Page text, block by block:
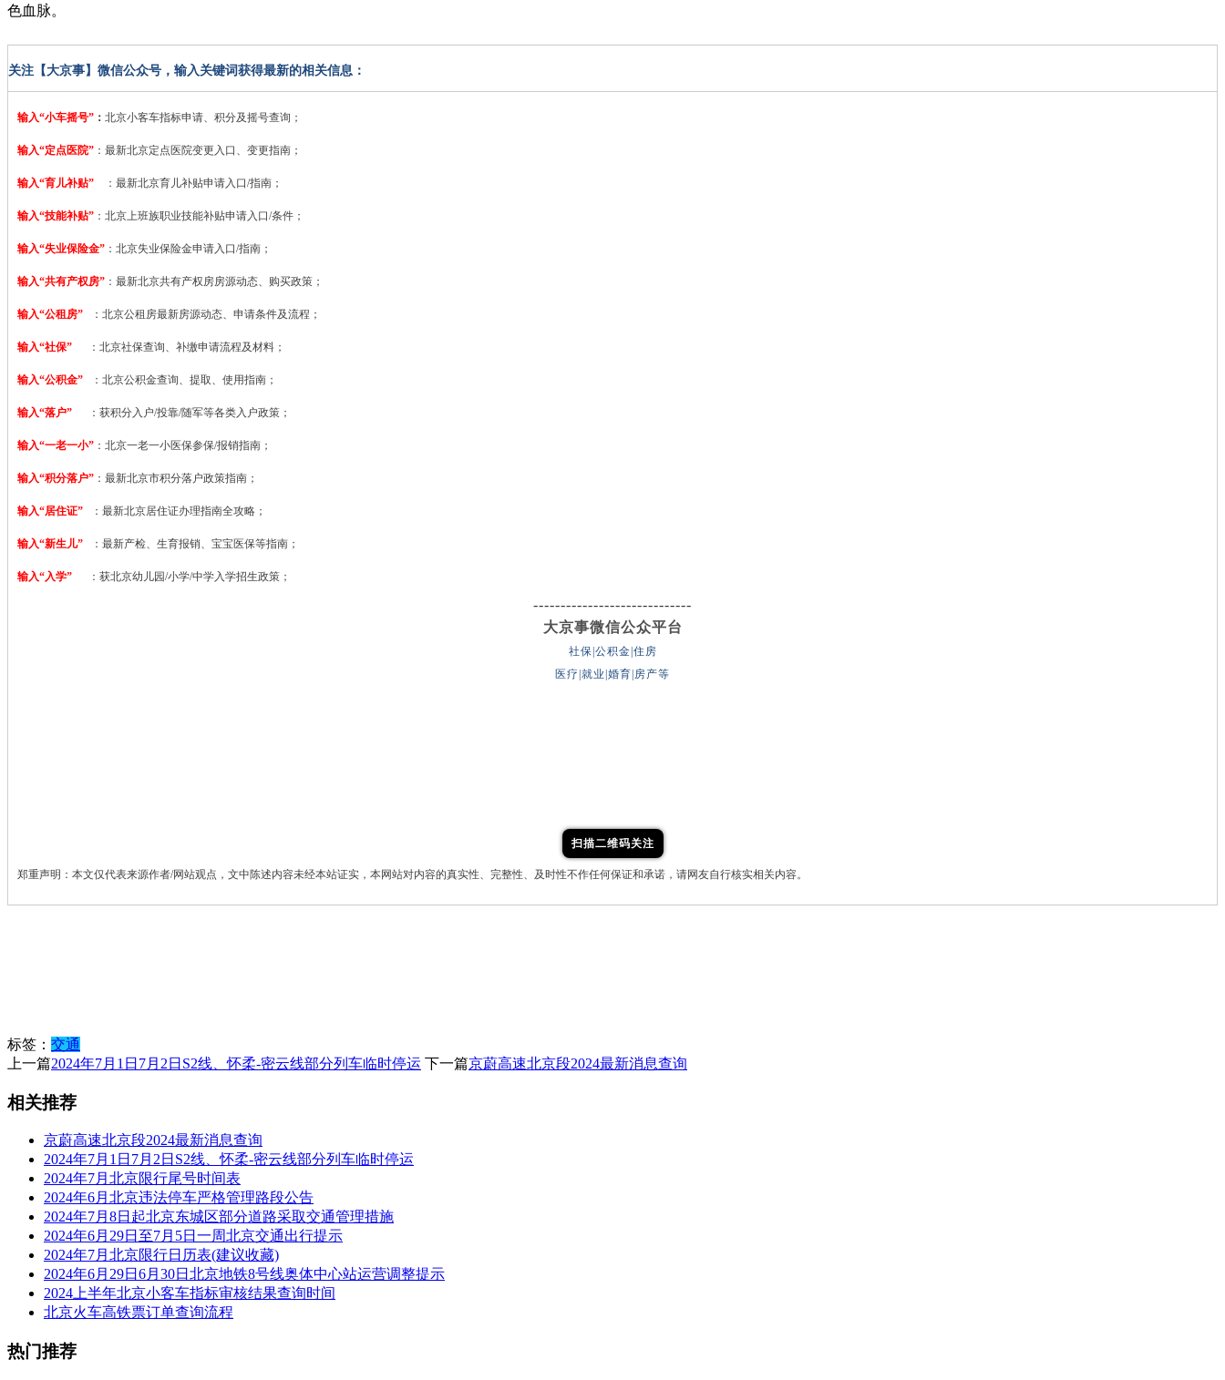
色血脉。
关注【大京事】微信公众号，输入关键词获得最新的相关信息：
输入“小车摇号” ： 北京小客车指标申请、积分及摇号查询；
输入“定点医院” ： 最新北京定点医院变更入口、变更指南；
输入“育儿补贴” ：最新北京育儿补贴申请入口/指南；
输入“技能补贴” ： 北京上班族职业技能补贴申请入口/条件；
输入“失业保险金” ：北京失业保险金申请入口/指南；
输入“共有产权房” ：最新北京共有产权房房源动态、购买政策；
输入“公租房” ：北京公租房最新房源动态、申请条件及流程；
输入“社保” ：北京社保查询、补缴申请流程及材料；
输入“公积金” ：北京公积金查询、提取、使用指南；
输入“落户” ：获积分入户/投靠/随军等各类入户政策；
输入“一老一小” ：北京一老一小医保参保/报销指南；
输入“积分落户” ：最新北京市积分落户政策指南；
输入“居住证” ：最新北京居住证办理指南全攻略；
输入“新生儿” ：最新产检、生育报销、宝宝医保等指南；
输入“入学” ：获北京幼儿园/小学/中学入学招生政策；
-----------------------------
大京事微信公众平台
社保|公积金|住房
医疗|就业|婚育|房产等
扫描二维码关注
郑重声明：本文仅代表来源作者/网站观点，文中陈述内容未经本站证实，本网站对内容的真实性、完整性、及时性不作任何保证和承诺，请网友自行核实相关内容。
标签： 交通
上一篇2024年7月1日7月2日S2线、怀柔-密云线部分列车临时停运 下一篇京蔚高速北京段2024最新消息查询
相关推荐
京蔚高速北京段2024最新消息查询
2024年7月1日7月2日S2线、怀柔-密云线部分列车临时停运
2024年7月北京限行尾号时间表
2024年6月北京违法停车严格管理路段公告
2024年7月8日起北京东城区部分道路采取交通管理措施
2024年6月29日至7月5日一周北京交通出行提示
2024年7月北京限行日历表(建议收藏)
2024年6月29日6月30日北京地铁8号线奥体中心站运营调整提示
2024上半年北京小客车指标审核结果查询时间
北京火车高铁票订单查询流程
热门推荐